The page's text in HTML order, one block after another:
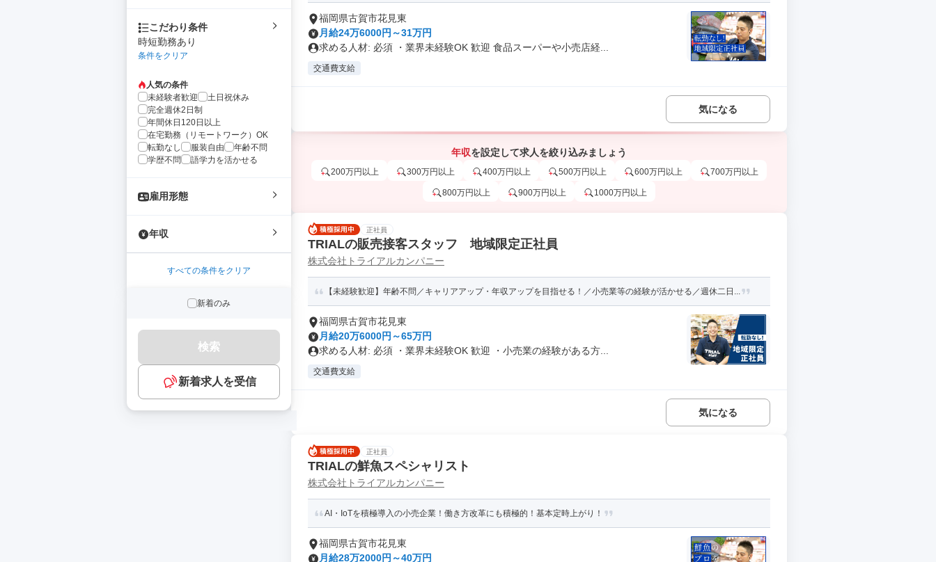
こだわり条件
時短勤務あり
条件をクリア
人気の条件
未経験者歓迎
土日祝休み
完全週休2日制
年間休日120日以上
在宅勤務（リモートワーク）OK
転勤なし
服装自由
年齢不問
学歴不問
語学力を活かせる
雇用形態
年収
すべての条件をクリア
新着のみ
検索
新着求人を受信
福岡県古賀市花見東
月給24万6000円～31万円
求める人材: 必須 ・業界未経験OK 歓迎 食品スーパーや小売店経...
交通費支給
気になる
年収を設定して求人を絞り込みましょう
200万円以上 300万円以上 400万円以上 500万円以上 600万円以上 700万円以上
800万円以上 900万円以上 1000万円以上
正社員
TRIALの販売接客スタッフ 地域限定正社員
株式会社トライアルカンパニー
【未経験歓迎】年齢不問／キャリアアップ・年収アップを目指せる！／小売業等の経験が活かせる／週休二日...
福岡県古賀市花見東
月給20万6000円～65万円
求める人材: 必須 ・業界未経験OK 歓迎 ・小売業の経験がある方...
交通費支給
気になる
正社員
TRIALの鮮魚スペシャリスト
株式会社トライアルカンパニー
AI・IoTを積極導入の小売企業！働き方改革にも積極的！基本定時上がり！
福岡県古賀市花見東
月給28万2000円～40万円